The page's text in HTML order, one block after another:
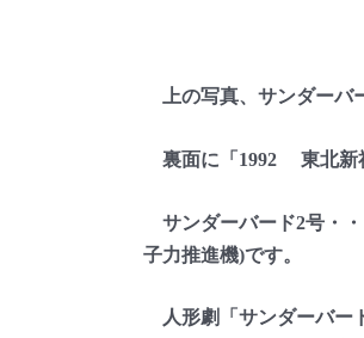
上の写真、サンダーバ
裏面に「1992 東北新
サンダーバード2号・
子力推進機)です。
人形劇「サンダーバー